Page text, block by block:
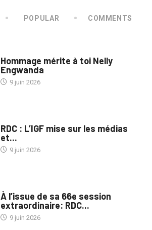
POPULAR COMMENTS
Hommage mérite à toi Nelly
Engwanda
9 juin 2026
RDC : L’IGF mise sur les médias
et...
9 juin 2026
À l’issue de sa 66e session
extraordinaire: RDC...
9 juin 2026